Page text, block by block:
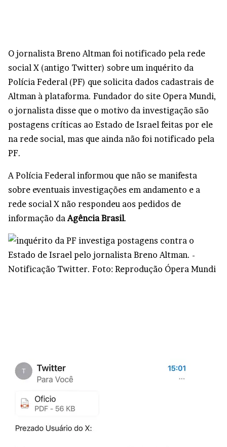
O jornalista Breno Altman foi notificado pela rede
social X (antigo Twitter) sobre um inquérito da
Polícia Federal (PF) que solicita dados cadastrais de
Altman à plataforma. Fundador do site Opera Mundi,
o jornalista disse que o motivo da investigação são
postagens críticas ao Estado de Israel feitas por ele
na rede social, mas que ainda não foi notificado pela
PF.
A Polícia Federal informou que não se manifesta
sobre eventuais investigações em andamento e a
rede social X não respondeu aos pedidos de
informação daAgência Brasil.